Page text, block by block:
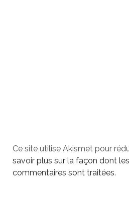
Ce site utilise Akismet pour
savoir plus sur la façon dont
commentaires sont traitées.